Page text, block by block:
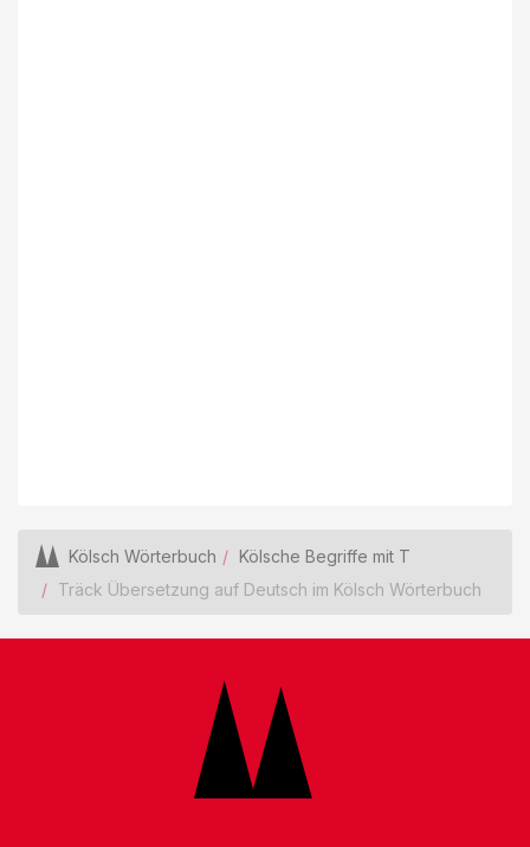
Kölsch Wörterbuch
Kölsche Begriffe mit T
Träck Übersetzung auf Deutsch im Kölsch Wörterbuch